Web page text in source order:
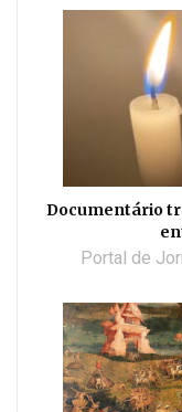
Documentário
Portal de